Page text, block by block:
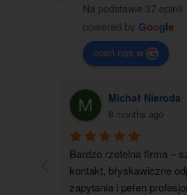
Na podstawie 37 opinii
powered by Google
oceń nas w
Michał Nieroda
8 months ago
Bardzo rzetelna firma –
kontakt, błyskawiczne
zapytania i pełen